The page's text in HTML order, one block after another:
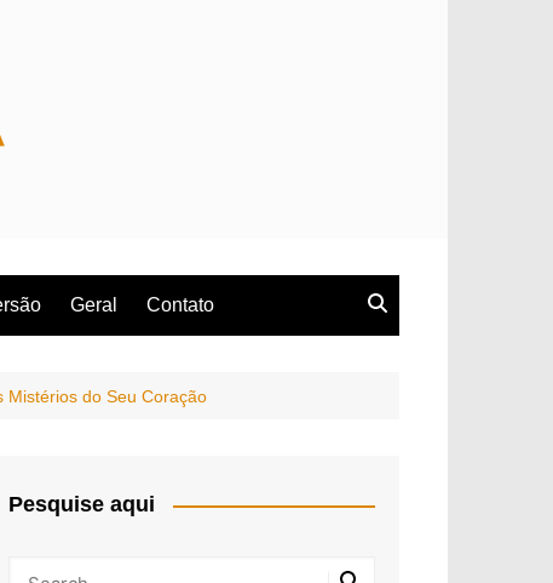
Geral Contato
Mistérios do Seu Coração
Pesquise aqui